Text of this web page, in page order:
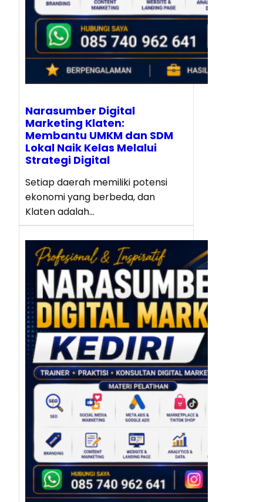
Narasumber Digital
Marketing Klaten:
Membantu UMKM dan SDM
Lokal Naik Kelas Melalui
Strategi Digital
Setiap daerah memiliki potensi
ekonomi yang berbeda, dan
Klaten adalah…